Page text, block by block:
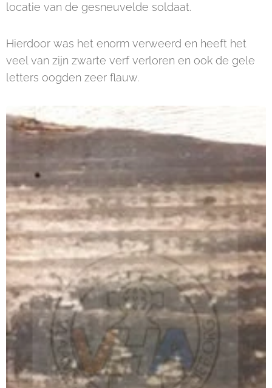
locatie van de gesneuvelde soldaat.
Hierdoor was het enorm verweerd en heeft het
veel van zijn zwarte verf verloren en ook de gele
letters oogden zeer flauw.